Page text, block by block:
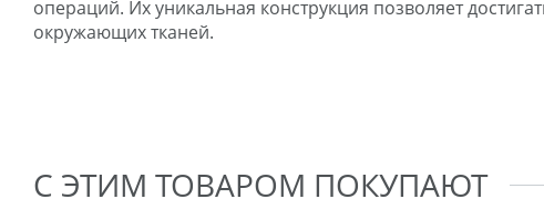
операций. Их уникальная конструкция позволяет
окружающих тканей.
С ЭТИМ ТОВАРОМ ПОКУПАЮТ